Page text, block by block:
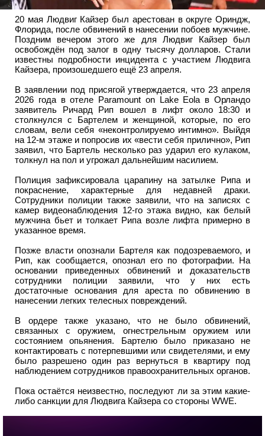
20 мая Людвиг Кайзер был арестован в округе Ориндж,
Флорида, после обвинений в нанесении побоев мужчине.
Поздним вечером этого же для Людвиг Кайзер был
освобождён под залог в одну тысячу долларов. Стали
известны подробности инцидента с участием Людвига
Кайзера, произошедшего ещё 23 апреля.
В заявлении под присягой утверждается, что 23 апреля
2026 года в отеле Paramount on Lake Eola в Орландо
заявитель Ричард Рип вошел в лифт около 18:30 и
столкнулся с Бартелем и женщиной, которые, по его
словам, вели себя «неконтролируемо интимно». Выйдя
на 12-м этаже и попросив их «вести себя прилично», Рип
заявил, что Бартель несколько раз ударил его кулаком,
толкнул на пол и угрожал дальнейшим насилием.
Полиция зафиксировала царапину на затылке Рипа и
покраснение, характерные для недавней драки.
Сотрудники полиции также заявили, что на записях с
камер видеонаблюдения 12-го этажа видно, как белый
мужчина бьет и толкает Рипа возле лифта примерно в
указанное время.
Позже власти опознали Бартеля как подозреваемого, и
Рип, как сообщается, опознал его по фотографии. На
основании приведенных обвинений и доказательств
сотрудники полиции заявили, что у них есть
достаточные основания для ареста по обвинению в
нанесении легких телесных повреждений.
В ордере также указано, что не было обвинений,
связанных с оружием, огнестрельным оружием или
состоянием опьянения. Бартелю было приказано не
контактировать с потерпевшими или свидетелями, и ему
было разрешено один раз вернуться в квартиру под
наблюдением сотрудников правоохранительных органов.
Пока остаётся неизвестно, последуют ли за этим какие-
либо санкции для Людвига Кайзера со стороны WWE.